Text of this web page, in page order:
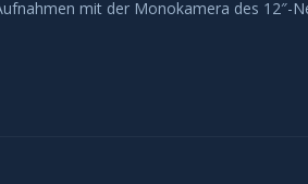
mit der Monokamera des 12″-